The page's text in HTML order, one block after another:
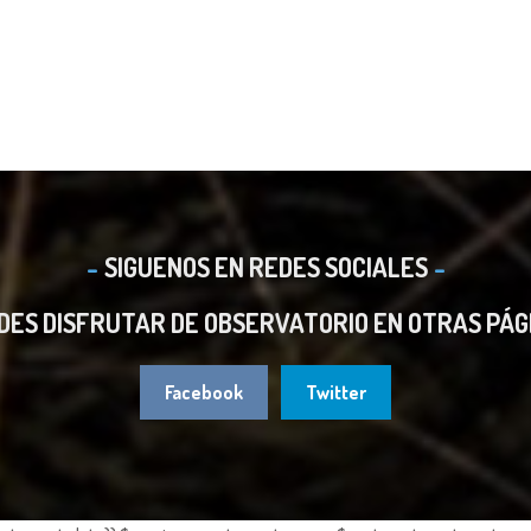
SIGUENOS EN REDES SOCIALES
DISFRUTAR DE OBSERVATORIO EN OTRAS
Facebook Twitter